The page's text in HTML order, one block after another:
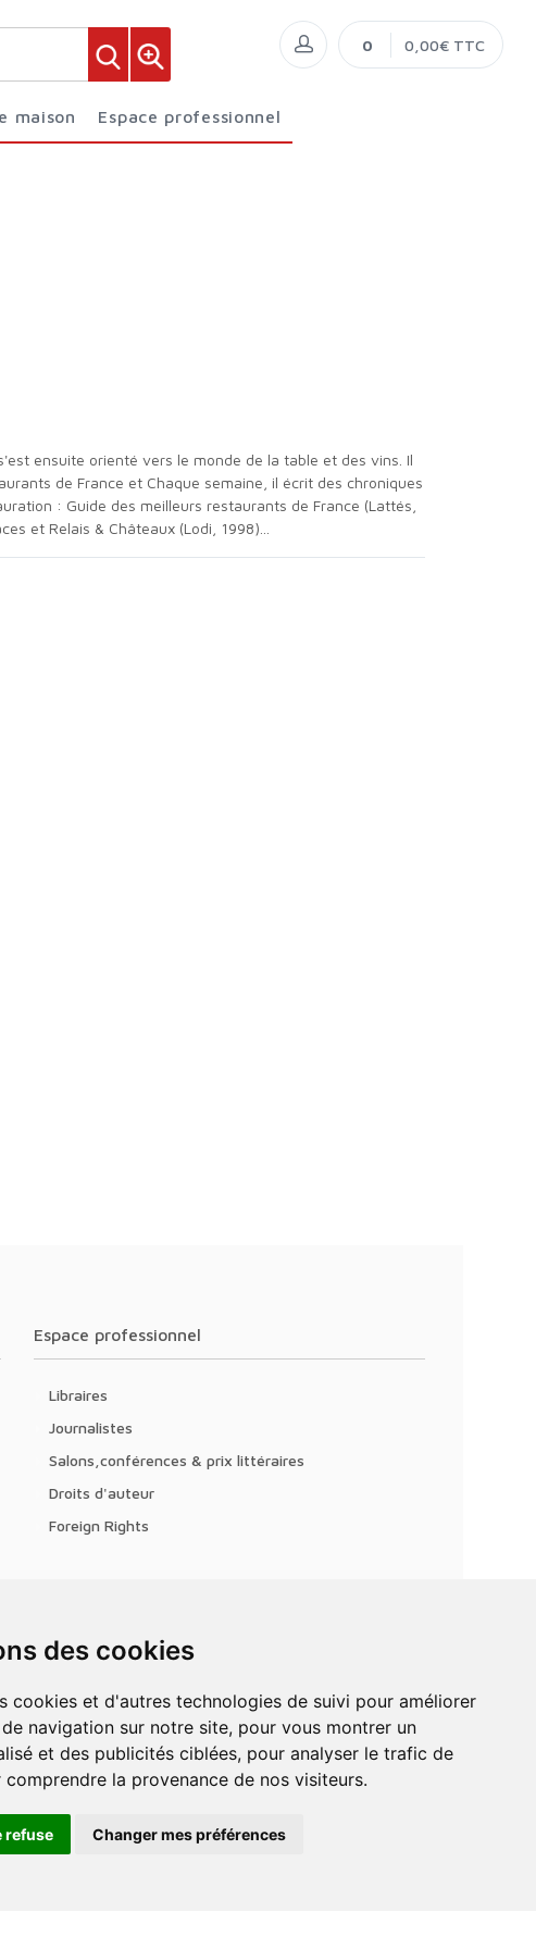
des cookies
navigation sur notre site, pour vous montrer un
et des publicités ciblées, pour analyser le trafic de
la provenance de nos visiteurs.
refuse Changer mes préférences
maison Espace professionnel
0 0,00€ TTC
de France et Chaque semaine, il écrit des chroniques
: Guide des meilleurs restaurants de France (Lattés,
et Relais & Châteaux (Lodi, 1998)...
Espace professionnel
Libraires
Journalistes
Salons,conférences & prix littéraires
Droits d'auteur
Foreign Rights
de vos